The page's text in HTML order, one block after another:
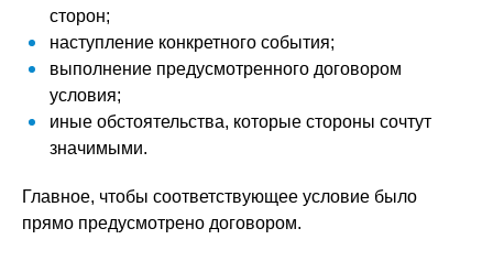
сторон;
наступление конкретного события;
выполнение предусмотренного договором
условия;
иные обстоятельства, которые стороны сочтут
значимыми.
Главное, чтобы соответствующее условие было
прямо предусмотрено договором.